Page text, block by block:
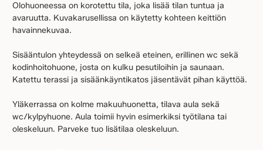
Olohuoneessa on korotettu tila, joka lisää tilan tuntua ja
avaruutta. Kuvakarusellissa on käytetty kohteen keittiön
havainnekuvaa.
Sisääntulon yhteydessä on selkeä eteinen, erillinen wc sekä
kodinhoitohuone, josta on kulku pesutiloihin ja saunaan.
Katettu terassi ja sisäänkäyntikatos jäsentävät pihan käyttöä.
Yläkerrassa on kolme makuuhuonetta, tilava aula sekä
wc/kylpyhuone. Aula toimii hyvin esimerkiksi työtilana tai
oleskeluun. Parveke tuo lisätilaa oleskeluun.